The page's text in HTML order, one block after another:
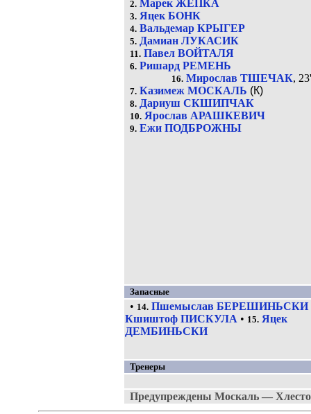
2. Марек ЖЕПКА
3. Яцек БОНК
4. Вальдемар КРЫГЕР
5. Дамиан ЛУКАСИК
11. Павел ВОЙТАЛЯ
6. Ришард РЕМЕНЬ
16. Мирослав ТШЕЧАК, 23'
7. Казимеж МОСКАЛЬ (К)
8. Дариуш СКШИПЧАК
10. Ярослав АРАШКЕВИЧ
9. Ежи ПОДБРОЖНЫ
Запасные
• 14. Пшемыслав БЕРЕШИНЬСКИ
Кшиштоф ПИСКУЛА • 15. Яцек
ДЕМБИНЬСКИ
Тренеры
Предупреждены Москаль —